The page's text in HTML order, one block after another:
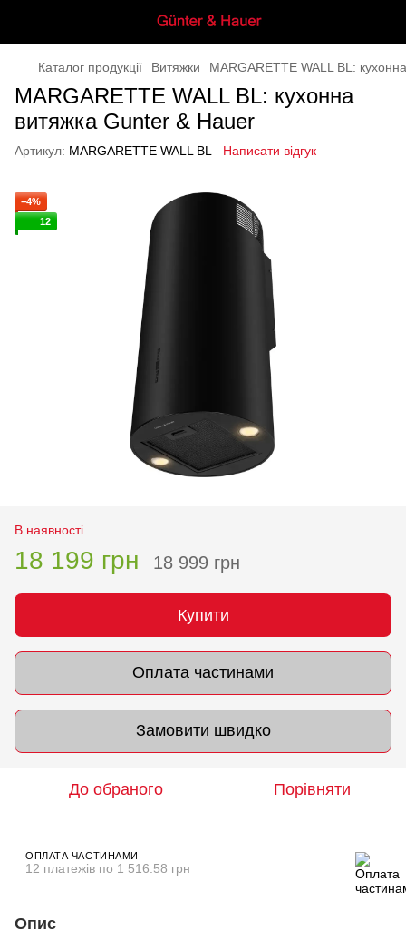
Каталог продукції Витяжки MARGARETTE WALL BL:
MARGARETTE WALL BL: кухонна
витяжка Gunter & Hauer
Артикул: MARGARETTE WALL BL Написати відгук
−4%
12
В наявності
18 199 грн 18 999 грн
Купити
Оплата частинами
Замовити швидко
До обраного Порівняти
ОПЛАТА ЧАСТИНАМИ
12 платежів по 1 516.58 грн
Опис